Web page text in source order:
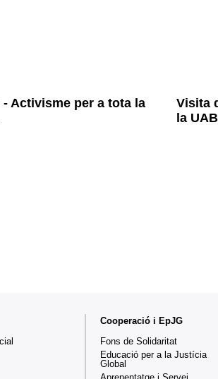
- Activisme per a tota la
Visita
la
Cooperació i EpJG
Fons de Solidaritat
Educació per a la Justícia
Global